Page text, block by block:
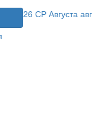
26 СР Августа авг